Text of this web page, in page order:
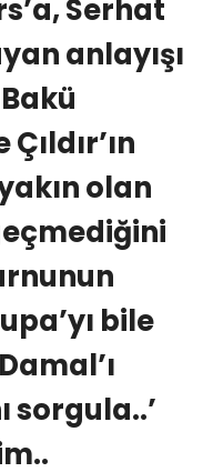
Serhat
anlayışı
olan
bile
sorgula..’